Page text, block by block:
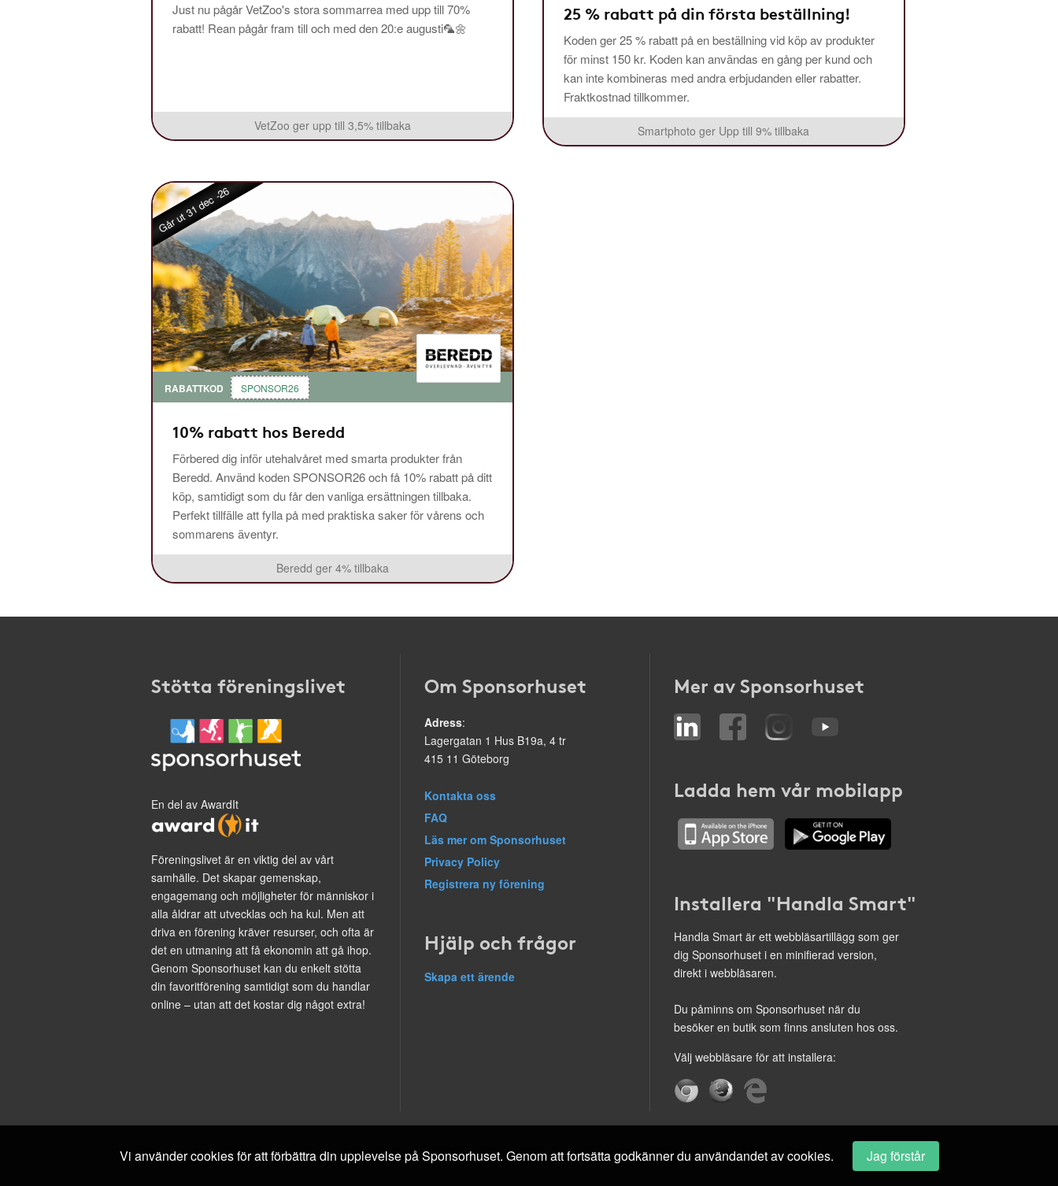
Just nu pågår VetZoo's stora sommarrea med upp till 70%
rabatt! Rean pågår fram till och med den 20:e augusti🦜🌼
VetZoo ger upp till 3,5% tillbaka
25 % rabatt på din första beställning!
Koden ger 25 % rabatt på en beställning vid köp av produkter
för minst 150 kr. Koden kan användas en gång per kund och
kan inte kombineras med andra erbjudanden eller rabatter.
Fraktkostnad tillkommer.
Smartphoto ger Upp till 9% tillbaka
Går ut 31 dec -26
RABATTKOD SPONSOR26
10% rabatt hos Beredd
Förbered dig inför utehalvåret med smarta produkter från
Beredd. Använd koden SPONSOR26 och få 10% rabatt på ditt
köp, samtidigt som du får den vanliga ersättningen tillbaka.
Perfekt tillfälle att fylla på med praktiska saker för vårens och
sommarens äventyr.
Beredd ger 4% tillbaka
Stötta föreningslivet
En del av AwardIt
Föreningslivet är en viktig del av vårt
samhälle. Det skapar gemenskap,
engagemang och möjligheter för människor i
alla åldrar att utvecklas och ha kul. Men att
driva en förening kräver resurser, och ofta är
det en utmaning att få ekonomin att gå ihop.
Genom Sponsorhuset kan du enkelt stötta
din favoritförening samtidigt som du handlar
online – utan att det kostar dig något extra!
Om Sponsorhuset
Adress:
Lagergatan 1 Hus B19a, 4 tr
415 11 Göteborg
Kontakta oss
FAQ
Läs mer om Sponsorhuset
Privacy Policy
Registrera ny förening
Hjälp och frågor
Skapa ett ärende
Mer av Sponsorhuset
Ladda hem vår mobilapp
Installera "Handla Smart"
Handla Smart är ett webbläsartillägg som ger
dig Sponsorhuset i en minifierad version,
direkt i webbläsaren.
Du påminns om Sponsorhuset när du
besöker en butik som finns ansluten hos oss.
Välj webbläsare för att installera:
Vi använder cookies för att förbättra din upplevelse på Sponsorhuset. Genom att fortsätta godkänner du användandet av cookies. Jag förstår